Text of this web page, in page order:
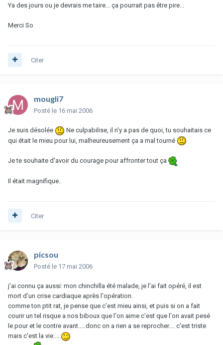
Ya des jours ou je devrais me taire... ça pourrait pas être pire...
Merci So
Citer
mougli7
Posté le 16 mai 2006
Je suis désolée
Ne culpabilise, il n'y a pas de quoi, tu souhaitais ce
qui était le mieu pour lui, malheureusement ça a mal tourné
Je te souhaite d'avoir du courage pour affronter tout ça
Il était magnifique..
Citer
picsou
Posté le 17 mai 2006
j'ai connu ça aussi: mon chinchilla été malade, je l'ai fait opéré, il est
mort d'un crise cardiaque après l'opération.
comme ton ptit rat, je pense que c'est mieu ainsi, et puis si on a fait
courir un tel risque a nos biboux que l'on aime c'est que l'on avait pesé
le pour et le contre avant.....donc on a rien a se reprocher.... c'est triste
mais c'est la vie.....